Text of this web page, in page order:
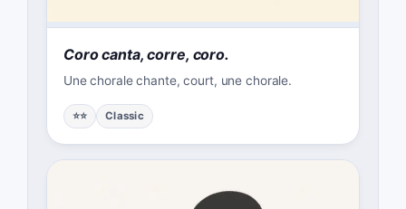
Coro canta, corre, coro.
Une chorale chante, court, une chorale.
⭐⭐ Classic